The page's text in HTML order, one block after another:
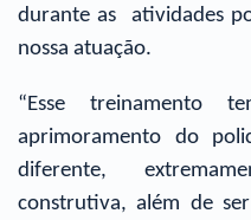
durante as atividades
nossa atuação.
“Esse treinamento
aprimoramento do
diferente,
construtiva, além de